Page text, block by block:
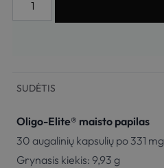
SUDĖTIS
Oligo-Elite® maisto papilas
30 augalinių kapsulių po 331 mg
Grynasis kiekis: 9,93 g